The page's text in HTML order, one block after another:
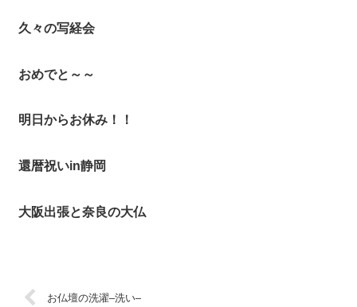
久々の写経会
おめでと～～
明日からお休み！！
還暦祝いin静岡
大阪出張と奈良の大仏
お仏壇の洗濯–洗い–